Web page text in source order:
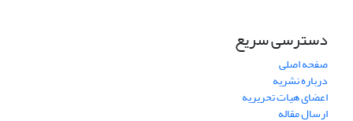
دسترسی سریع
صفحه اصلی
درباره نشریه
اعضای هیات تحریریه
ارسال مقاله